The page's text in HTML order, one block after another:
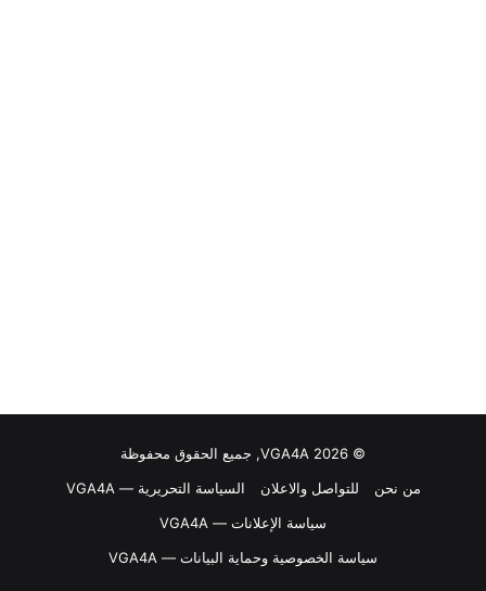
© VGA4A 2026, جميع الحقوق محفوظة
من نحن
للتواصل والاعلان
السياسة التحريرية — VGA4A
سياسة الإعلانات — VGA4A
سياسة الخصوصية وحماية البيانات — VGA4A